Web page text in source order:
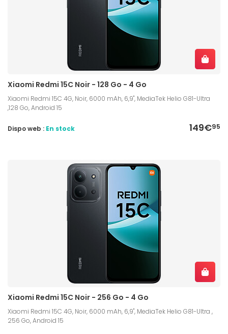
Xiaomi Redmi 15C Noir - 128 Go - 4 Go
Xiaomi Redmi 15C 4G, Noir, 6000 mAh, 6,9", MediaTek Helio G81-Ultra
,128 Go, Android 15
149€95
Dispo web : En stock
Xiaomi Redmi 15C Noir - 256 Go - 4 Go
Xiaomi Redmi 15C 4G, Noir, 6000 mAh, 6,9", MediaTek Helio G81-Ultra ,
256 Go, Android 15